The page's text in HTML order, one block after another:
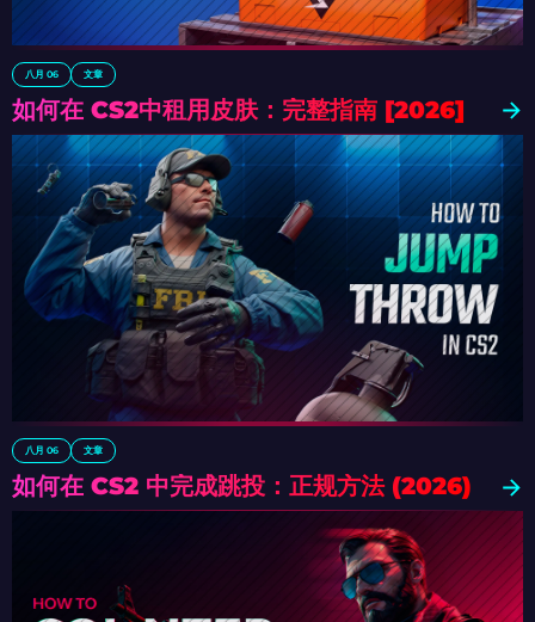
八月 06 文章
如何在 CS2中租用皮肤：完整指南 [2026]
八月 06 文章
如何在 CS2 中完成跳投：正规方法 (2026)